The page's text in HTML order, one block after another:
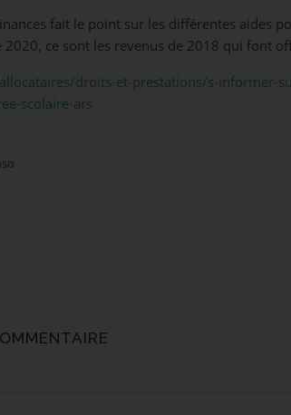
fait le point sur les différentes aides
2020, ce sont les revenus de 2018 qui font
droits-et-prestations/s-informer-
scolaire-ars